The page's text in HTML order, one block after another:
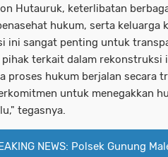
Hutauruk, keterlibatan
hukum, serta keluarga
ini sangat penting untuk
pihak terkait dalam rekonstruksi
proses hukum berjalan secara
untuk menegakkan
tegasnya.
NEWS: Polsek Gunung